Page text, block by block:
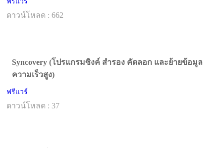
ดาวน์โหลด : 662
Syncovery (โปรแกรมซิงค์ สำรอง คัดลอก และย้ายข้อมูล
ความเร็วสูง)
ฟรีแวร์
ดาวน์โหลด : 37